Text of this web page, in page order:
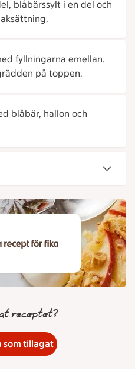
blåbärssylt i en del och
fyllningarna emellan.
på toppen.
blåbär, hallon och
receptet?
som tillagat